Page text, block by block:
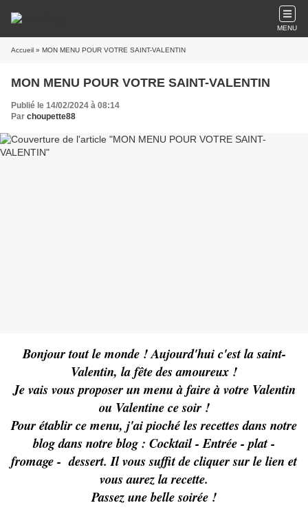
MENU
Accueil » MON MENU POUR VOTRE SAINT-VALENTIN
MON MENU POUR VOTRE SAINT-VALENTIN
Publié le 14/02/2024 à 08:14
Par choupette88
Bonjour tout le monde ! Aujourd'hui c'est la saint-
Valentin, la fête des amoureux !
Je vais vous proposer un menu à faire à votre Valentin
ou Valentine ce soir !
Pour établir ce menu, j'ai pioché les recettes dans notre
blog dans notre blog : Cocktail - Entrée - plat -
fromage - dessert. Il vous suffit de cliquer sur le lien et
vous aurez la recette.
Passez une belle soirée !